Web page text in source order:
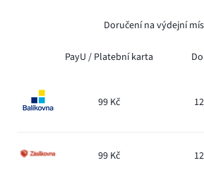
Doručení na výdejní
PayU / Platební karta
99 Kč
99 Kč